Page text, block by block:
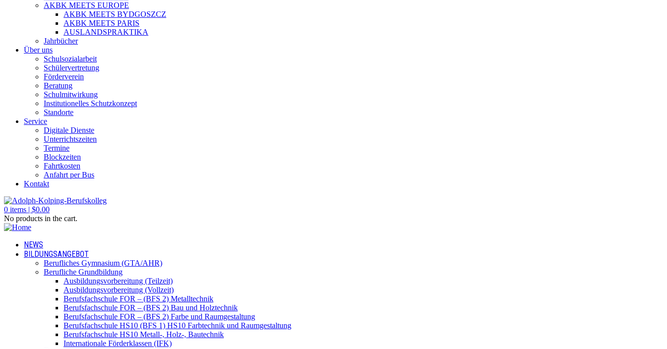
AKBK MEETS EUROPE
AKBK MEETS BYDGOSZCZ
AKBK MEETS PARIS
AUSLANDSPRAKTIKA
Jahrbücher
Über uns
Schulsozialarbeit
Schülervertretung
Förderverein
Beratung
Schulmitwirkung
Institutionelles Schutzkonzept
Standorte
Service
Digitale Dienste
Unterrichtszeiten
Termine
Blockzeiten
Fahrtkosten
Anfahrt per Bus
Kontakt
0 items | $0.00
No products in the cart.
NEWS
BILDUNGSANGEBOT
Berufliches Gymnasium (GTA/AHR)
Berufliche Grundbildung
Ausbildungsvorbereitung (Teilzeit)
Ausbildungsvorbereitung (Vollzeit)
Berufsfachschule FOR – (BFS 2) Metalltechnik
Berufsfachschule FOR – (BFS 2) Bau und Holztechnik
Berufsfachschule FOR – (BFS 2) Farbe und Raumgestaltung
Berufsfachschule HS10 (BFS 1) HS10 Farbtechnik und Raumgestaltung
Berufsfachschule HS10 Metall-, Holz-, Bautechnik
Internationale Förderklassen (IFK)